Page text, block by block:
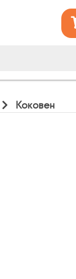
Коковен